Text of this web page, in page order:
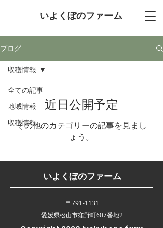
​いよくぼのファーム
ブログ
全ての記事
地域情報
収穫情報
収穫情報
近日公開予定
その他のカテゴリーの記事を見まし
ょう。
​いよくぼのファーム
〒791-1131
愛媛県松山市窪野町​607番地2